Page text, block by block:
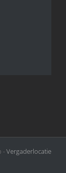
-Vergaderlocatie